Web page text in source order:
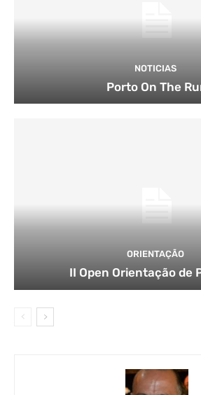
NOTICIAS
Porto On The
ORIENTAÇÃO
II Open Orientação de